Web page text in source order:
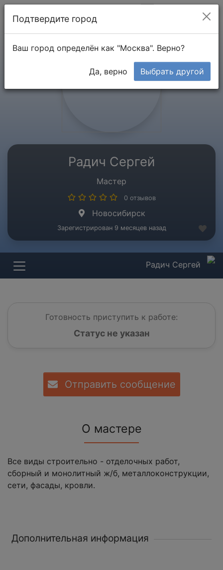
Радич Сергей
Мастер
0 отзывов
Новосибирск
Зарегистрирован 9 месяцев назад
Радич Сергей
Готовность приступить к работе:
Статус не указан
Отправить сообщение
О мастере
Все виды строительно - отделочных работ,
сборный и монолитный ж/б, металлоконструкции,
сети, фасады, кровли.
Дополнительная информация
Подтвердите город
Ваш город определён как "Москва". Верно?
Да, верно Выбрать другой